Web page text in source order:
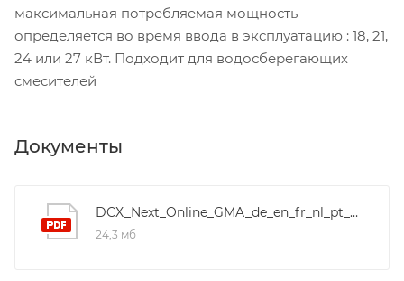
максимальная потребляемая мощность
определяется во время ввода в эксплуатацию : 18, 21,
24 или 27 кВт. Подходит для водосберегающих
смесителей
Документы
DCX_Next_Online_GMA_de_en_fr_nl_pt_es_pl_ru_cs_sk_bg_sr
24,3 мб